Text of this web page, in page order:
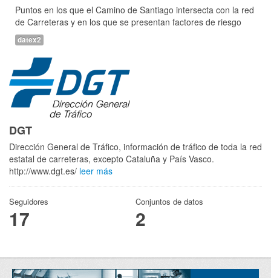
Puntos en los que el Camino de Santiago intersecta con la red
de Carreteras y en los que se presentan factores de riesgo
datex2
DGT
Dirección General de Tráfico, información de tráfico de toda la red
estatal de carreteras, excepto Cataluña y País Vasco.
http://www.dgt.es/ leer más
Seguidores
17
Conjuntos de datos
2